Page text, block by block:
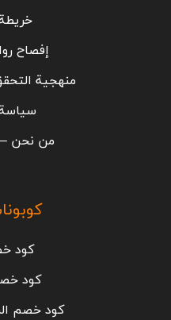
إفصاح
منهجية
سياسة
من نحن –
كود
كود
كود خصم